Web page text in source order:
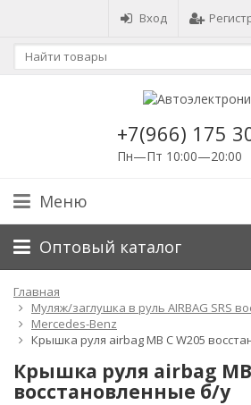
Вход
+7(966) 175
Пн—Пт 10:00—20:00
Меню
Оптовый каталог
Главная
Муляж/заглушка в руль AIRBAG SRS
Mercedes-Benz
Крышка руля airbag MB C W205
Крышка руля airbag MB
восстановленные б/у